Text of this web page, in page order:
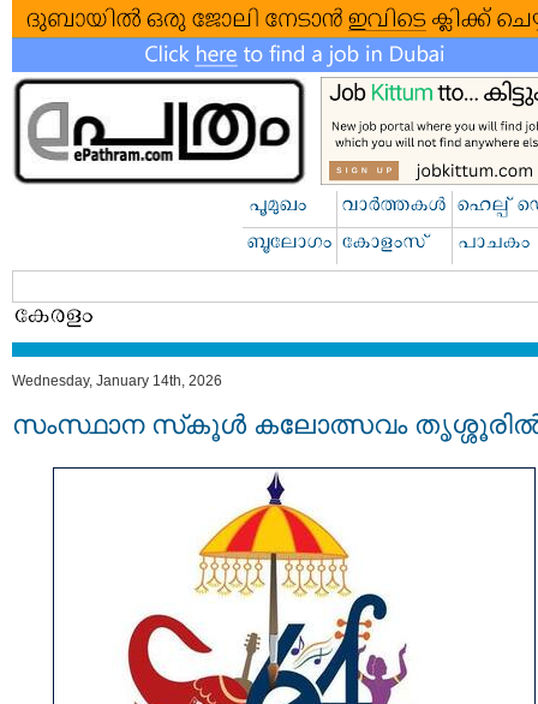
Wednesday, January 14th, 2026
സംസ്ഥാന സ്‌കൂൾ കലോത്സവം